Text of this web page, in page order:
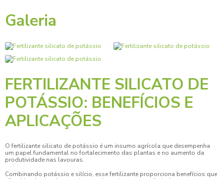
Galeria
FERTILIZANTE SILICATO DE
POTÁSSIO: BENEFÍCIOS E
APLICAÇÕES
O fertilizante silicato de potássio é um insumo agrícola que desempenha
um papel fundamental no fortalecimento das plantas e no aumento da
produtividade nas lavouras.
Combinando potássio e silício, esse fertilizante proporciona benefícios que